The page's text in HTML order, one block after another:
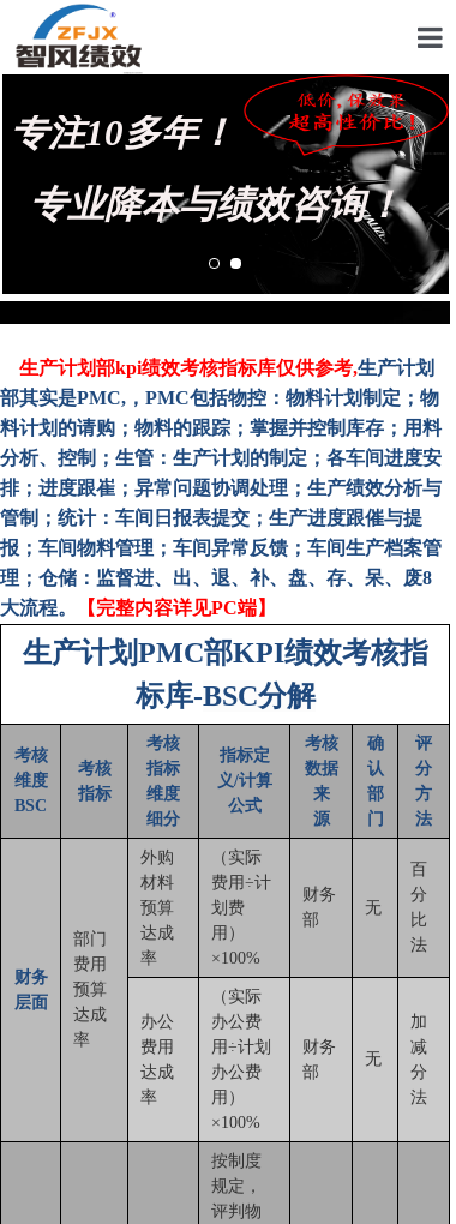
专注10多年！
专业降本与绩效咨询！
首页
关于我
管理咨
KPI绩
薪酬设
生产绩
仓储绩
文化绩
降本增
生产计划部kpi绩效考核指标库仅供参考,生产计划
部其实是PMC,，PMC包括物控：物料计划制定；物
料计划的请购；物料的跟踪；掌握并控制库存；用料
分析、控制；生管：生产计划的制定；各车间进度安
排；进度跟崔；异常问题协调处理；生产绩效分析与
管制；统计：车间日报表提交；生产进度跟催与提
报；车间物料管理；车间异常反馈；车间生产档案管
理；仓储：监督进、出、退、补、盘、存、呆、废8
大流程。
【完整内容详见PC端】
生产计划PMC部KPI绩效考核指
标库-BSC分解
考核
维度
BSC
考核
指标
考核
指标
维度
细分
指标定
义/计算
公式
考核
数据
来
源
确
认
部
门
评
分
方
法
财务
层面
部门
费用
预算
达成
率
外购
材料
预算
达成
率
（实际
费用÷计
划费
用）
×100%
财务
部
无
百
分
比
法
办公
费用
达成
率
（实际
办公费
用÷计划
办公费
用）
×100%
财务
部
无
加
减
分
法
按制度
规定，
评判物